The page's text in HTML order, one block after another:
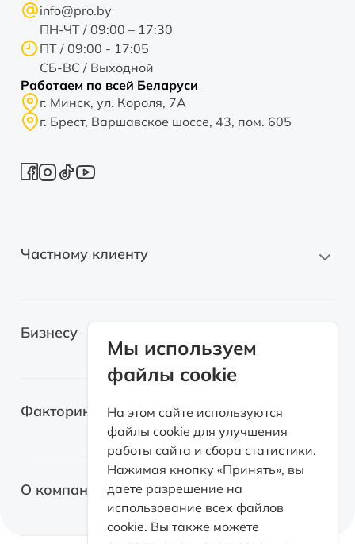
info@pro.by
ПН-ЧТ / 09:00 – 17:30
ПТ / 09:00 - 17:05
СБ-ВС / Выходной
Работаем по всей Беларуси
г. Минск, ул. Короля, 7А
г. Брест, Варшавское шоссе, 43, пом. 605
Частному клиенту
Автомобили с пробегом
Электромобили
Лизинг для самозанятых
Возвратный лизинг
Бизнесу
Легковые автомобили
Грузовые автомобили
Оборудование
Коммерческая недвижимость
Факторинг
Факторинг с правом регресса
Факторинг без права регресса
О компании
Мы используем
файлы cookie
На этом сайте используются
файлы cookie для улучшения
работы сайта и сбора статистики.
Нажимая кнопку «Принять», вы
даете разрешение на
использование всех файлов
cookie. Вы также можете